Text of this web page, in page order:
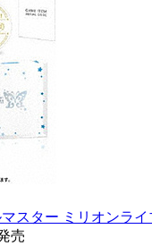
マスター ミリオンラ
売